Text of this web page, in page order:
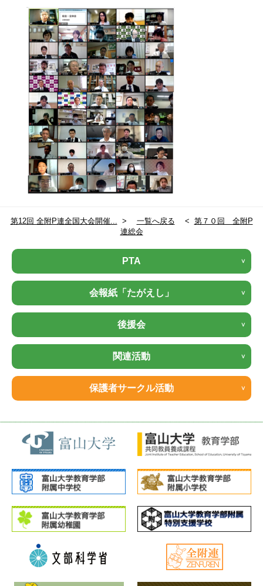
第12回 全附P連全国大会開催... > 一覧へ戻る < 第７０回 全附P
連総会
PTA
会報紙「たがえし」
後援会
関連活動
保護者サークル活動